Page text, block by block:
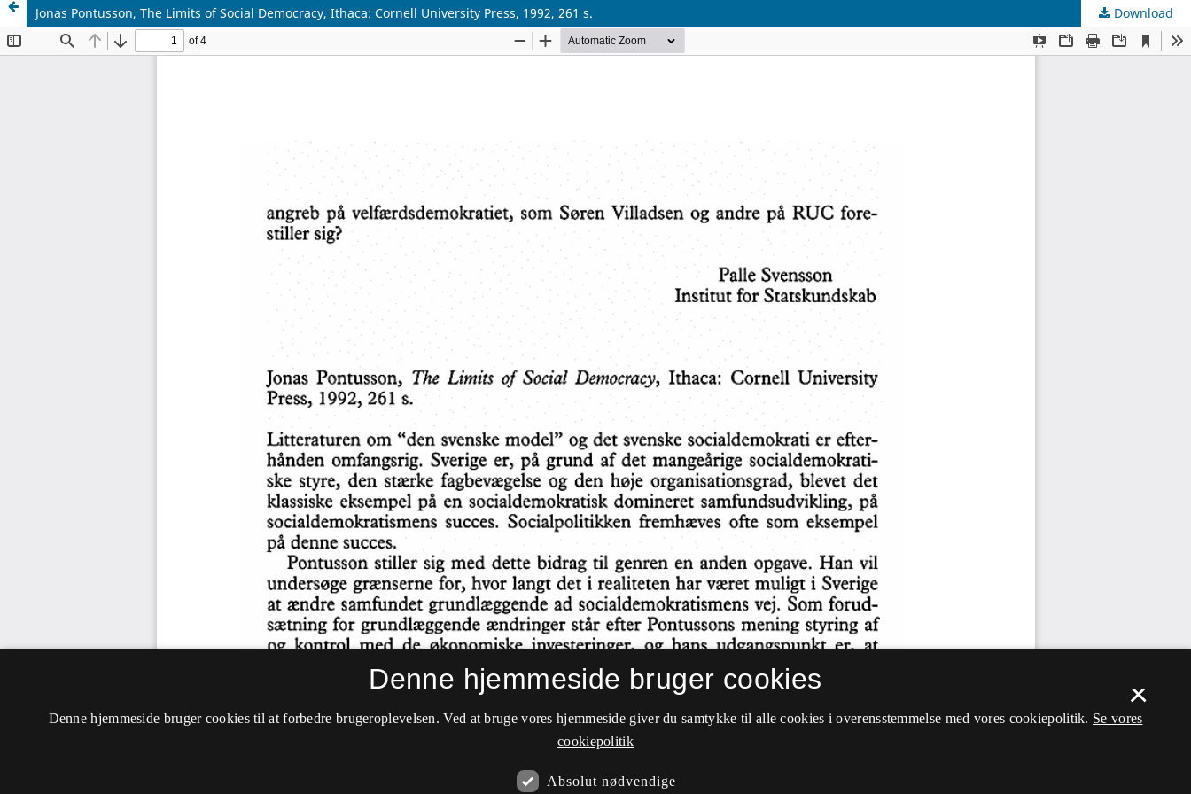
Jonas Pontusson, The Limits of Social Democracy, Ithaca: Cornell University Press, 1992, 261 s. Download
×
Denne hjemmeside bruger cookies
Denne hjemmeside bruger cookies til at forbedre brugeroplevelsen. Ved at bruge vores hjemmeside giver du samtykke til alle cookies i overensstemmelse med vores cookiepolitik. Se vores
cookiepolitik
Absolut nødvendige